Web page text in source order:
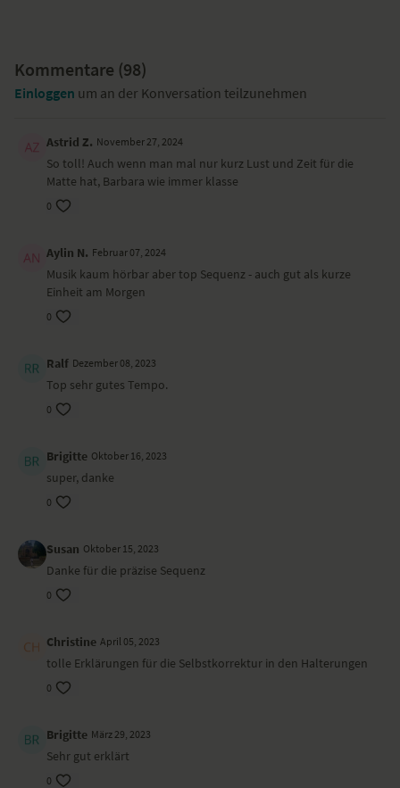
Kommentare (98)
Einloggen um an der Konversation teilzunehmen
Astrid Z. November 27, 2024
So toll! Auch wenn man mal nur kurz Lust und Zeit für die
Matte hat, Barbara wie immer klasse
0
Aylin N. Februar 07, 2024
Musik kaum hörbar aber top Sequenz - auch gut als kurze
Einheit am Morgen
0
Ralf Dezember 08, 2023
Top sehr gutes Tempo.
0
Brigitte Oktober 16, 2023
super, danke
0
Susan Oktober 15, 2023
Danke für die präzise Sequenz
0
Christine April 05, 2023
tolle Erklärungen für die Selbstkorrektur in den Halterungen
0
Brigitte März 29, 2023
Sehr gut erklärt
0